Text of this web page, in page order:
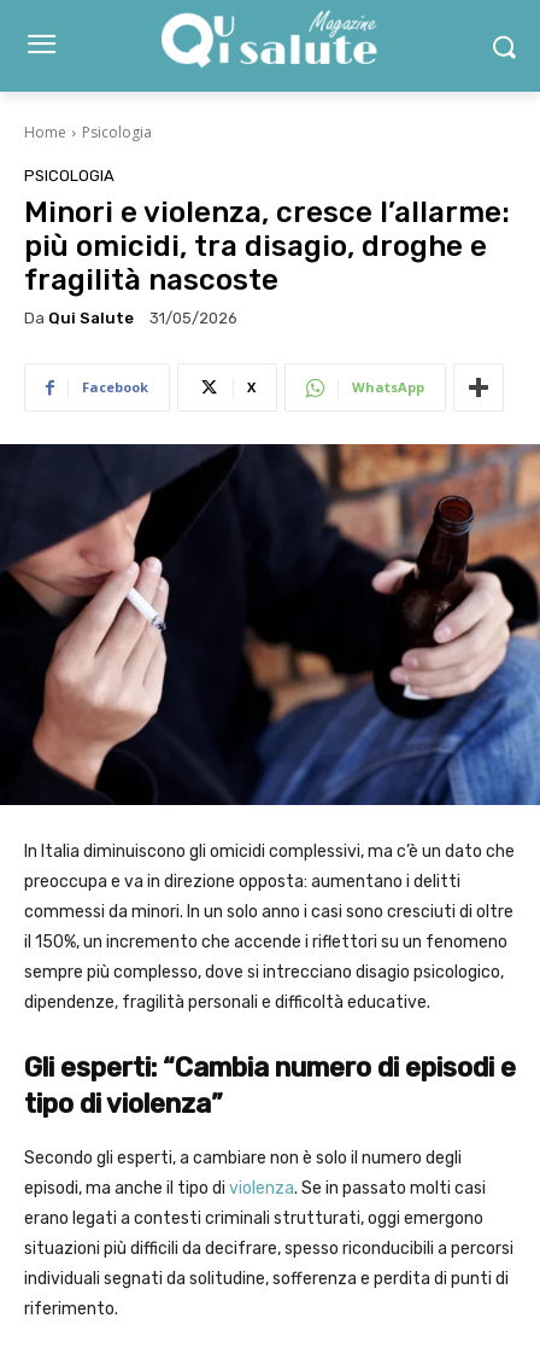
Home Psicologia
PSICOLOGIA
Minori e violenza, cresce l’allarme:
più omicidi, tra disagio, droghe e
fragilità nascoste
Da Qui Salute 31/05/2026
Facebook X WhatsApp
In Italia diminuiscono gli omicidi complessivi, ma c’è un dato che
preoccupa e va in direzione opposta: aumentano i delitti
commessi da minori. In un solo anno i casi sono cresciuti di oltre
il 150%, un incremento che accende i riflettori su un fenomeno
sempre più complesso, dove si intrecciano disagio psicologico,
dipendenze, fragilità personali e difficoltà educative.
Gli esperti: “Cambia numero di episodi e
tipo di violenza”
Secondo gli esperti, a cambiare non è solo il numero degli
episodi, ma anche il tipo di violenza. Se in passato molti casi
erano legati a contesti criminali strutturati, oggi emergono
situazioni più difficili da decifrare, spesso riconducibili a percorsi
individuali segnati da solitudine, sofferenza e perdita di punti di
riferimento.